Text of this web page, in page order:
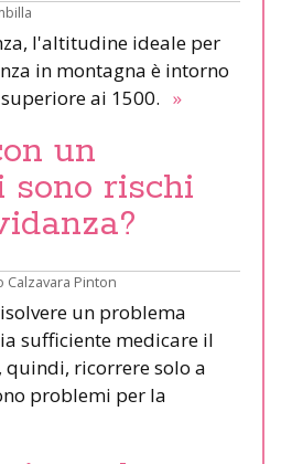
l'altitudine ideale per
in montagna è intorno
ai 1500. »
un
sono rischi
Pinton
un problema
sufficiente medicare il
quindi, ricorrere solo a
problemi per la